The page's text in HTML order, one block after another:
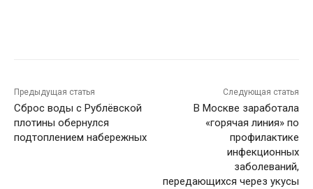
Предыдущая статья
Сброс воды с Рублёвской
плотины обернулся
подтоплением набережных
Следующая статья
В Москве заработала
«горячая линия» по
профилактике
инфекционных
заболеваний,
передающихся через укусы